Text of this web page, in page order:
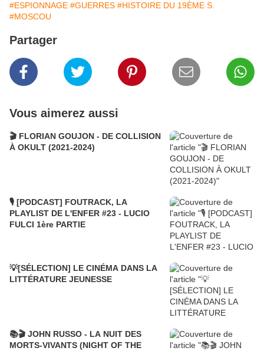
#ESPIONNAGE #GUERRES #HISTOIRE DU 19ÈME S.
#MOSCOU
Partager
Vous aimerez aussi
🎬 FLORIAN GOUJON - DE COLLISION
À OKULT (2021-2024)
🎙️ [PODCAST] FOUTRACK, LA
PLAYLIST DE L'ENFER #23 - LUCIO
FULCI 1ère PARTIE
💡[SÉLECTION] LE CINÉMA DANS LA
LITTÉRATURE JEUNESSE
📚🎬 JOHN RUSSO - LA NUIT DES
MORTS-VIVANTS (NIGHT OF THE